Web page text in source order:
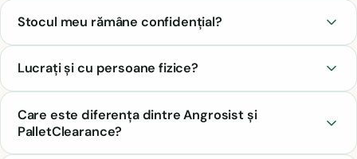
Stocul meu rămâne confidențial?
Lucrați și cu persoane fizice?
Care este diferența dintre Angrosist și
PalletClearance?